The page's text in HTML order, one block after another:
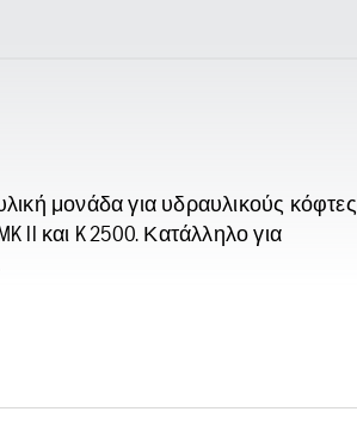
μονάδα για υδραυλικούς κόφτες
II και K 2500. Κατάλληλο για